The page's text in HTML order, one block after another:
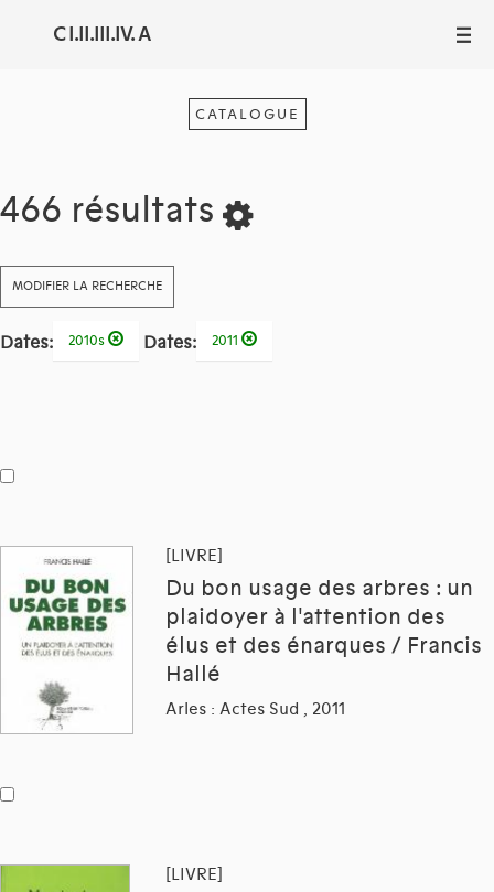
C I.II.III.IV. A III
CATALOGUE
466 résultats
MODIFIER LA RECHERCHE
Dates: 2010s Dates: 2011
[LIVRE]
Du bon usage des arbres : un
plaidoyer à l'attention des
élus et des énarques / Francis
Hallé
Arles : Actes Sud , 2011
[LIVRE]